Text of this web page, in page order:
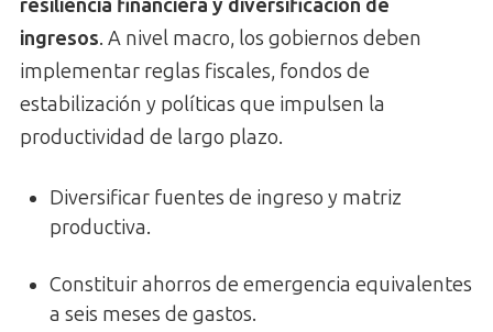
resiliencia financiera y diversificación de
ingresos. A nivel macro, los gobiernos deben
implementar reglas fiscales, fondos de
estabilización y políticas que impulsen la
productividad de largo plazo.
Diversificar fuentes de ingreso y matriz
productiva.
Constituir ahorros de emergencia equivalentes
a seis meses de gastos.